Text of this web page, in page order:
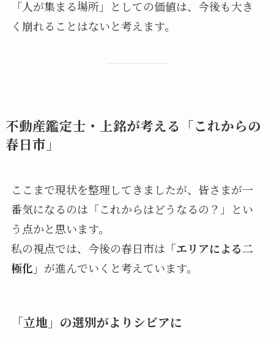
「人が集まる場所」としての価値は、今後も大き
く崩れることはないと考えます。
不動産鑑定士・上銘が考える「これからの
春日市」
ここまで現状を整理してきましたが、皆さまが一
番気になるのは「これからはどうなるの？」とい
う点かと思います。
私の視点では、今後の春日市は 「エリアによる二
極化」 が進んでいくと考えています。
「立地」の選別がよりシビアに